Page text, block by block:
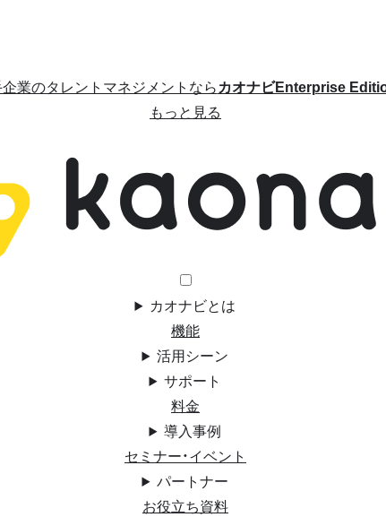
業のタレントマネジメントならカオナビEnterprise
もっと見る
カオナビとは
機能
活用シーン
サポート
料金
導入事例
セミナー・イベント
パートナー
お役立ち資料